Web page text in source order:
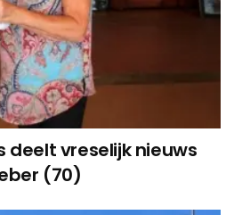
deelt vreselijk nieuws
(70)